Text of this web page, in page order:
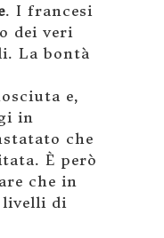
. I francesi
dei veri
La bontà
e,
in
che
È però
che in
livelli di